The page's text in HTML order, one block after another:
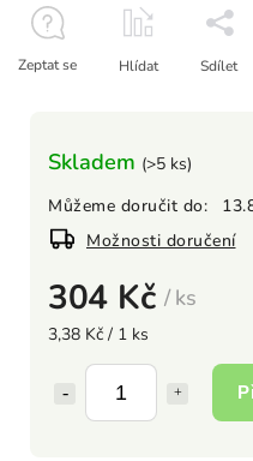
304 Kč / ks
3,38 Kč / 1 ks
Skladem (>5 ks)
Můžeme doručit do:
Možnosti doručení
Zeptat se Hlídat Sdílet